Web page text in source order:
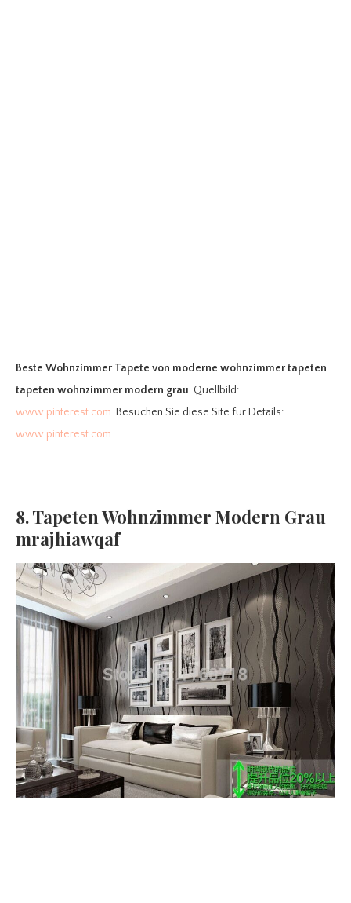
Beste Wohnzimmer Tapete von moderne wohnzimmer tapeten
tapeten wohnzimmer modern grau. Quellbild:
www.pinterest.com. Besuchen Sie diese Site für Details:
www.pinterest.com
8. Tapeten Wohnzimmer Modern Grau
mrajhiawqaf